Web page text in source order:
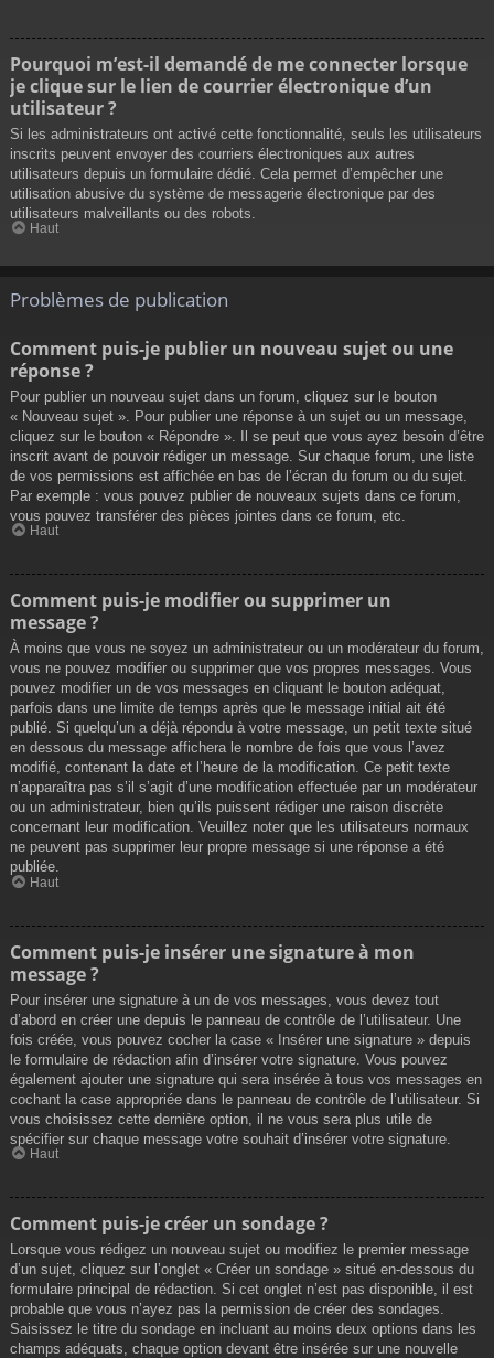
Pourquoi m’est-il demandé de me connecter lorsque
je clique sur le lien de courrier électronique d’un
utilisateur ?
Si les administrateurs ont activé cette fonctionnalité, seuls les utilisateurs
inscrits peuvent envoyer des courriers électroniques aux autres
utilisateurs depuis un formulaire dédié. Cela permet d’empêcher une
utilisation abusive du système de messagerie électronique par des
utilisateurs malveillants ou des robots.
Haut
Problèmes de publication
Comment puis-je publier un nouveau sujet ou une
réponse ?
Pour publier un nouveau sujet dans un forum, cliquez sur le bouton
« Nouveau sujet ». Pour publier une réponse à un sujet ou un message,
cliquez sur le bouton « Répondre ». Il se peut que vous ayez besoin d’être
inscrit avant de pouvoir rédiger un message. Sur chaque forum, une liste
de vos permissions est affichée en bas de l’écran du forum ou du sujet.
Par exemple : vous pouvez publier de nouveaux sujets dans ce forum,
vous pouvez transférer des pièces jointes dans ce forum, etc.
Haut
Comment puis-je modifier ou supprimer un
message ?
À moins que vous ne soyez un administrateur ou un modérateur du forum,
vous ne pouvez modifier ou supprimer que vos propres messages. Vous
pouvez modifier un de vos messages en cliquant le bouton adéquat,
parfois dans une limite de temps après que le message initial ait été
publié. Si quelqu’un a déjà répondu à votre message, un petit texte situé
en dessous du message affichera le nombre de fois que vous l’avez
modifié, contenant la date et l’heure de la modification. Ce petit texte
n’apparaîtra pas s’il s’agit d’une modification effectuée par un modérateur
ou un administrateur, bien qu’ils puissent rédiger une raison discrète
concernant leur modification. Veuillez noter que les utilisateurs normaux
ne peuvent pas supprimer leur propre message si une réponse a été
publiée.
Haut
Comment puis-je insérer une signature à mon
message ?
Pour insérer une signature à un de vos messages, vous devez tout
d’abord en créer une depuis le panneau de contrôle de l’utilisateur. Une
fois créée, vous pouvez cocher la case « Insérer une signature » depuis
le formulaire de rédaction afin d’insérer votre signature. Vous pouvez
également ajouter une signature qui sera insérée à tous vos messages en
cochant la case appropriée dans le panneau de contrôle de l’utilisateur. Si
vous choisissez cette dernière option, il ne vous sera plus utile de
spécifier sur chaque message votre souhait d’insérer votre signature.
Haut
Comment puis-je créer un sondage ?
Lorsque vous rédigez un nouveau sujet ou modifiez le premier message
d’un sujet, cliquez sur l’onglet « Créer un sondage » situé en-dessous du
formulaire principal de rédaction. Si cet onglet n’est pas disponible, il est
probable que vous n’ayez pas la permission de créer des sondages.
Saisissez le titre du sondage en incluant au moins deux options dans les
champs adéquats, chaque option devant être insérée sur une nouvelle